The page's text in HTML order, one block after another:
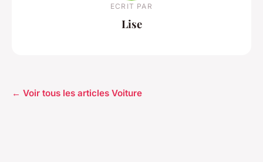
ECRIT PAR
Lise
← Voir tous les articles Voiture